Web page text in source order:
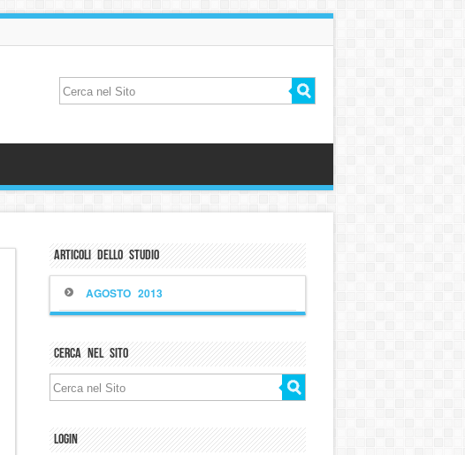
Articoli dello Studio
AGOSTO 2013
Cerca nel sito
Login